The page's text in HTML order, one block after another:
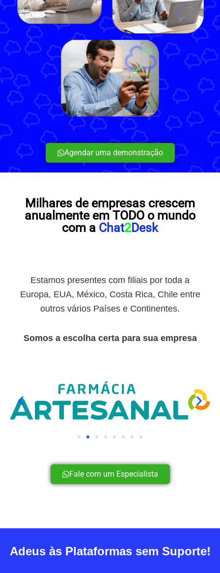
Agendar uma demonstração
Milhares de empresas crescem
anualmente em TODO o mundo
com a Chat2Desk​
Estamos presentes com filiais por toda a
Europa, EUA, México, Costa Rica, Chile entre
outros vários Países e Continentes.
Somos a escolha certa para sua empresa
Fale com um Especialista
Adeus às Plataformas sem Suporte!